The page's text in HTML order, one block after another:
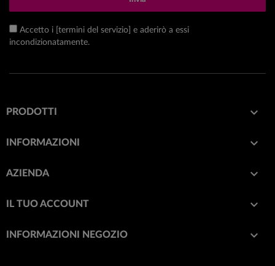
Accetto i [termini del servizio] e aderirò a essi
incondizionatamente.
PRODOTTI 
INFORMAZIONI 
AZIENDA 
IL TUO ACCOUNT 
INFORMAZIONI NEGOZIO keyboard_arrow_down